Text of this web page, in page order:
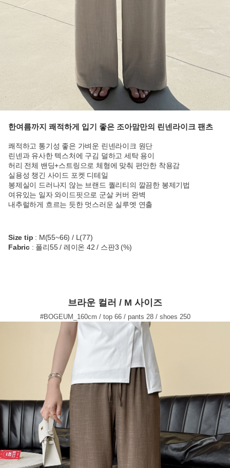
한여름까지 쾌적하게 입기 좋은 조아맘만의 린넨라이크 팬츠
쾌적하고 통기성 좋은 가벼운 린넨라이크 원단
린넨과 유사한 텍스처에 구김 덜하고 세탁 용이
허리 전체 밴딩+스트링으로 체형에 맞춰 편안한 착용감
실용성 챙긴 사이드 포켓 디테일
봉제실이 드러나지 않는 브랜드 퀄리티의 깔끔한 봉제기법
여유있는 일자 와이드핏으로 군살 커버 완벽
내추럴하게 흐르는 듯한 멋스러운 실루엣 연출
Size tip : M(55~66) / L(77)
Fabric: 폴리55 / 레이온 42 / 스판3 (%)
브라운 컬러 / M 사이즈
#BOGEUM_160cm / top 66 / pants 28 / shoes 250